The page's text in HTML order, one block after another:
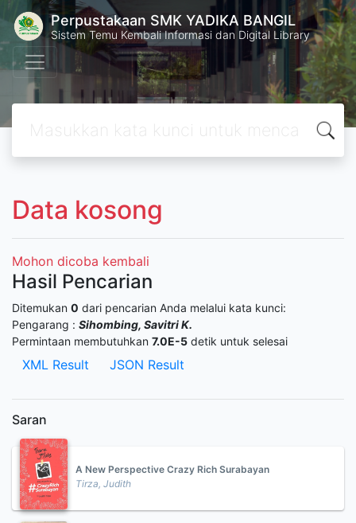
Perpustakaan SMK YADIKA BANGIL
Sistem Temu Kembali Informasi dan Digital Library
Data kosong
Mohon dicoba kembali
Hasil Pencarian
Ditemukan 0 dari pencarian Anda melalui kata kunci:
Pengarang : Sihombing, Savitri K.
Permintaan membutuhkan 7.0E-5 detik untuk selesai
XML Result JSON Result
Saran
A New Perspective Crazy Rich Surabayan
Tirza, Judith